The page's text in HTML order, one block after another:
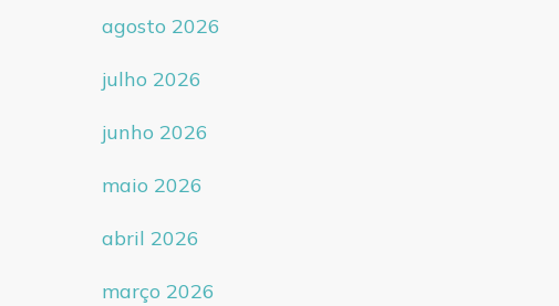
agosto 2026
julho 2026
junho 2026
maio 2026
abril 2026
março 2026